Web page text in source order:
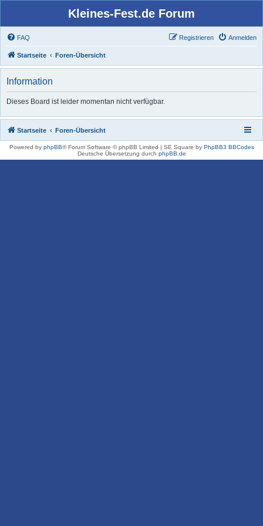
Kleines-Fest.de Forum
FAQ Anmelden
Registrieren
Startseite Foren-Übersicht
Information
Dieses Board ist leider momentan nicht verfügbar.
Startseite Foren-Übersicht
Powered by phpBB® Forum Software © phpBB Limited | SE Square by PhpBB3 BBCodes
Deutsche Übersetzung durch phpBB.de